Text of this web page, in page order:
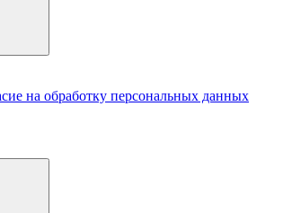
на обработку персональных данных